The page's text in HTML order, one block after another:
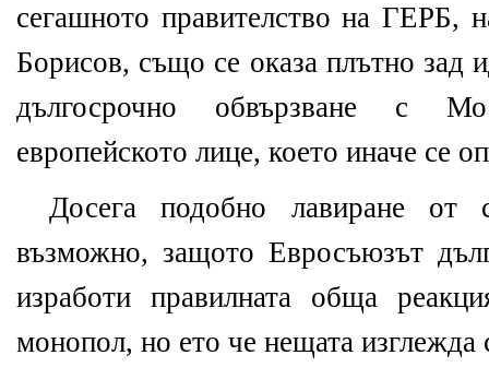
сегашното правителство на ГЕРБ,
Борисов, също се оказа плътно зад
дългосрочно обвързване с
европейското лице, което иначе се
Досега подобно лавиране
възможно, защото Евросъюзът
изработи правилната обща
монопол, но ето че нещата изглежда